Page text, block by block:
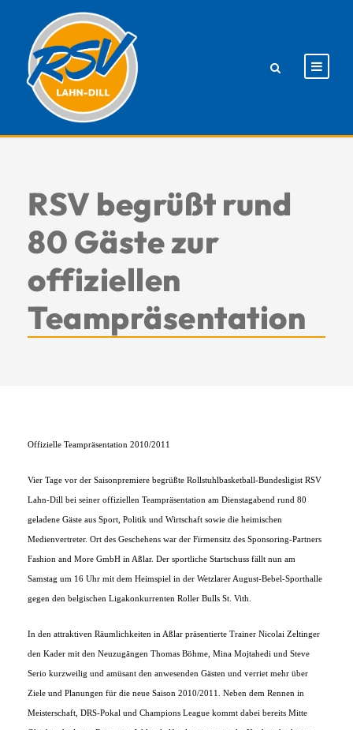
RSV begrüßt rund
80 Gäste zur
offiziellen
Teampräsentation
Offizielle Teampräsentation 2010/2011
Vier Tage vor der Saisonpremiere begrüßte Rollstuhlbasketball-Bundesligist RSV
Lahn-Dill bei seiner offiziellen Teampräsentation am Dienstagabend rund 80
geladene Gäste aus Sport, Politik und Wirtschaft sowie die heimischen
Medienvertreter. Ort des Geschehens war der Firmensitz des Sponsoring-Partners
Fashion and More GmbH in Aßlar. Der sportliche Startschuss fällt nun am
Samstag um 16 Uhr mit dem Heimspiel in der Wetzlarer August-Bebel-Sporthalle
gegen den belgischen Ligakonkurrenten Roller Bulls St. Vith.
In den attraktiven Räumlichkeiten in Aßlar präsentierte Trainer Nicolai Zeltinger
den Kader mit den Neuzugängen Thomas Böhme, Mina Mojtahedi und Steve
Serio kurzweilig und amüsant den anwesenden Gästen und verriet mehr über
Ziele und Planungen für die neue Saison 2010/2011. Neben dem Rennen in
Meisterschaft, DRS-Pokal und Champions League kommt dabei bereits Mitte